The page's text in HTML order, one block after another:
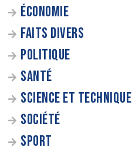
ÉCONOMIE
FAITS DIVERS
POLITIQUE
SANTÉ
SCIENCE ET TECHNIQUE
SOCIÉTÉ
SPORT